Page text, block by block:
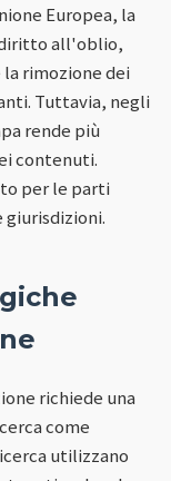
Europea, la
all'oblio,
rimozione dei
Tuttavia, negli
rende più
contenuti.
per le parti
richiede una
come
utilizzano